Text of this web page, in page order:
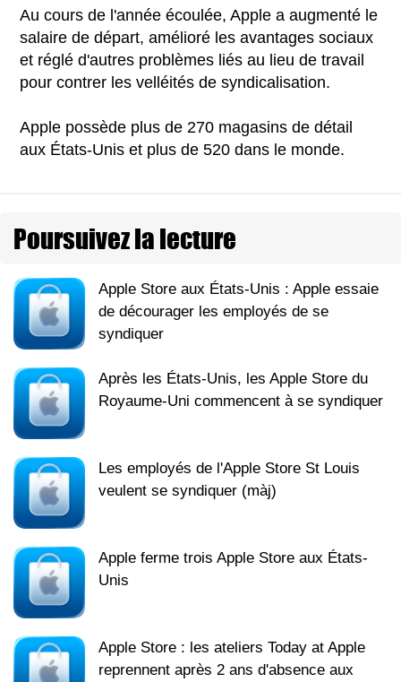
Au cours de l'année écoulée, Apple a augmenté le
salaire de départ, amélioré les avantages sociaux
et réglé d'autres problèmes liés au lieu de travail
pour contrer les velléités de syndicalisation.
Apple possède plus de 270 magasins de détail
aux États-Unis et plus de 520 dans le monde.
Poursuivez la lecture
Apple Store aux États-Unis : Apple essaie
de décourager les employés de se
syndiquer
Après les États-Unis, les Apple Store du
Royaume-Uni commencent à se syndiquer
Les employés de l'Apple Store St Louis
veulent se syndiquer (màj)
Apple ferme trois Apple Store aux États-
Unis
Apple Store : les ateliers Today at Apple
reprennent après 2 ans d'absence aux